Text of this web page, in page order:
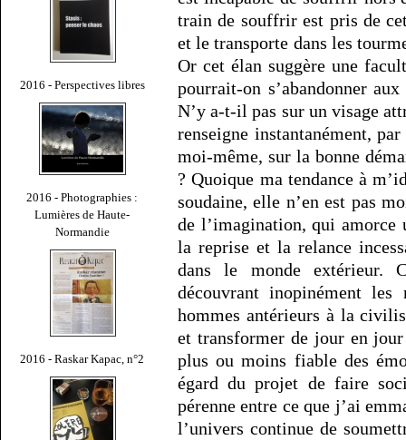
2016 - Perspectives libres
2016 - Photographies :
Lumières de Haute-
Normandie
2016 - Raskar Kapac, n°2
train de souffrir est pris de
et le transporte dans les
Or cet élan suggère une
pourrait-on s’abandonner
N’y a-t-il pas sur un visage
renseigne instantanément,
moi-même, sur la bonne
? Quoique ma tendance à
soudaine, elle n’en est pas
de l’imagination, qui
la reprise et la relance
dans le monde extérieur.
découvrant inopinément
hommes antérieurs à la
et transformer de jour en
plus ou moins fiable des
égard du projet de faire
pérenne entre ce que j’ai
l’univers continue de